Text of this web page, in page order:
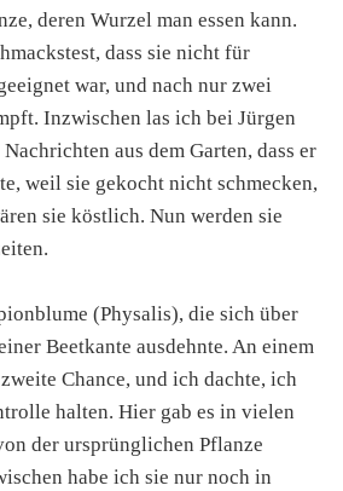
deren Wurzel man essen kann.
dass sie nicht für
war, und nach nur zwei
Inzwischen las ich bei Jürgen
aus dem Garten, dass er
weil sie gekocht nicht schmecken,
sie köstlich. Nun werden sie
(Physalis), die sich über
Beetkante ausdehnte. An einem
Chance, und ich dachte, ich
halten. Hier gab es in vielen
der ursprünglichen Pflanze
habe ich sie nur noch in